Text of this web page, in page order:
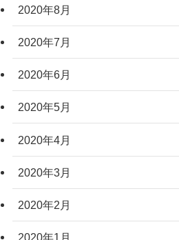
2020年8月
2020年7月
2020年6月
2020年5月
2020年4月
2020年3月
2020年2月
2020年1月